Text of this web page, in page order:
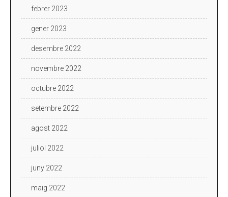
febrer 2023
gener 2023
desembre 2022
novembre 2022
octubre 2022
setembre 2022
agost 2022
juliol 2022
juny 2022
maig 2022